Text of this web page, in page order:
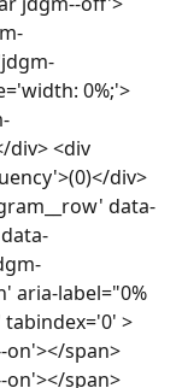
0%;'>
div> <div
div>
data-
aria-label="0%
>
on'></span>
on'></span>